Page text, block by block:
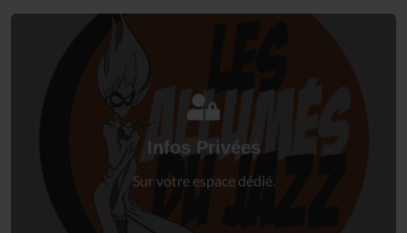
Infos Privées
Sur votre espace dédié.
Connectez-vous